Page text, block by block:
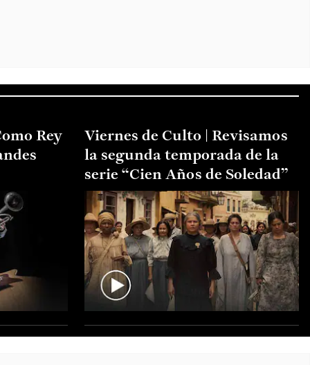
Rey
Viernes de Culto | Revisamos
la segunda temporada de la
serie “Cien Años de Soledad”